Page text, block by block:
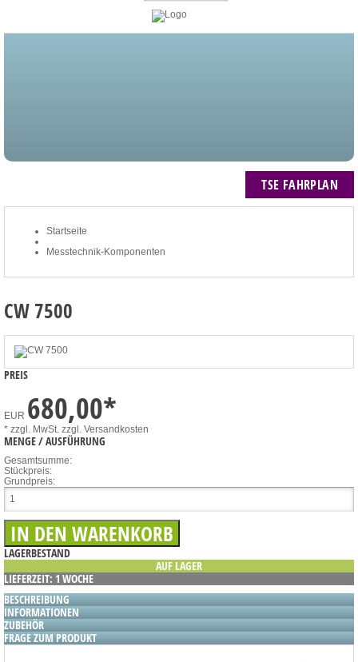
TSE FAHRPLAN
Startseite
Messtechnik-Komponenten
CW 7500
PREIS
EUR 680,00*
* zzgl. MwSt. zzgl. Versandkosten
MENGE / AUSFÜHRUNG
Gesamtsumme:
Stückpreis:
Grundpreis:
LAGERBESTAND
AUF LAGER
LIEFERZEIT: 1 WOCHE
BESCHREIBUNG
INFORMATIONEN
ZUBEHÖR
FRAGE ZUM PRODUKT